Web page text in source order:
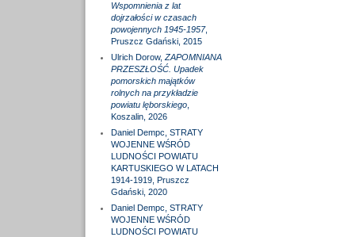
Wspomnienia z lat
dojrzałości w czasach
powojennych 1945-1957,
Pruszcz Gdański, 2015
Ulrich Dorow, ZAPOMNIANA
PRZESZŁOŚĆ. Upadek
pomorskich majątków
rolnych na przykładzie
powiatu lęborskiego,
Koszalin, 2026
Daniel Dempc, STRATY
WOJENNE WŚRÓD
LUDNOŚCI POWIATU
KARTUSKIEGO W LATACH
1914-1919, Pruszcz
Gdański, 2020
Daniel Dempc, STRATY
WOJENNE WŚRÓD
LUDNOŚCI POWIATU